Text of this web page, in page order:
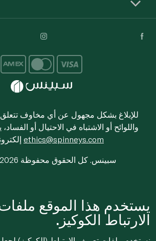
للإبلاغ بشكل مجهول عن أي مخاوف تتعلق
واللوائح أو الاشتباه في الاحتيال أو
ethics@spinneys.com
© 2020-2026 سبينس. كل الحقوق محفوظة
يستخدم هذا الموقع
الارتباط الكوكيز.